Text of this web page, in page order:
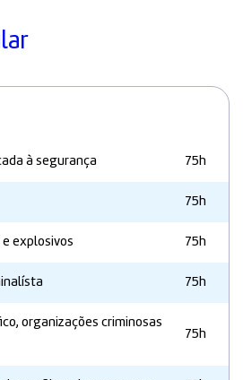
à segurança 75h
75h
explosivos 75h
75h
organizações criminosas
75h